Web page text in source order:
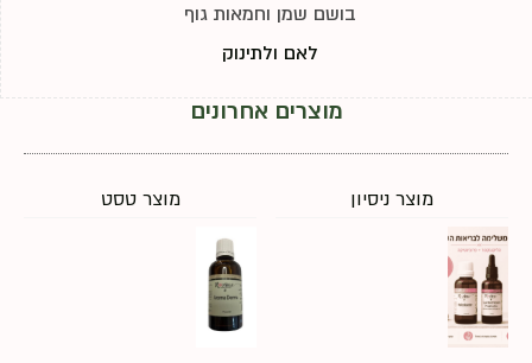
בושם שמן וחמאות גוף
לאם ולתינוק
מוצרים אחרונים
מוצר ניסיון מוצר טסט